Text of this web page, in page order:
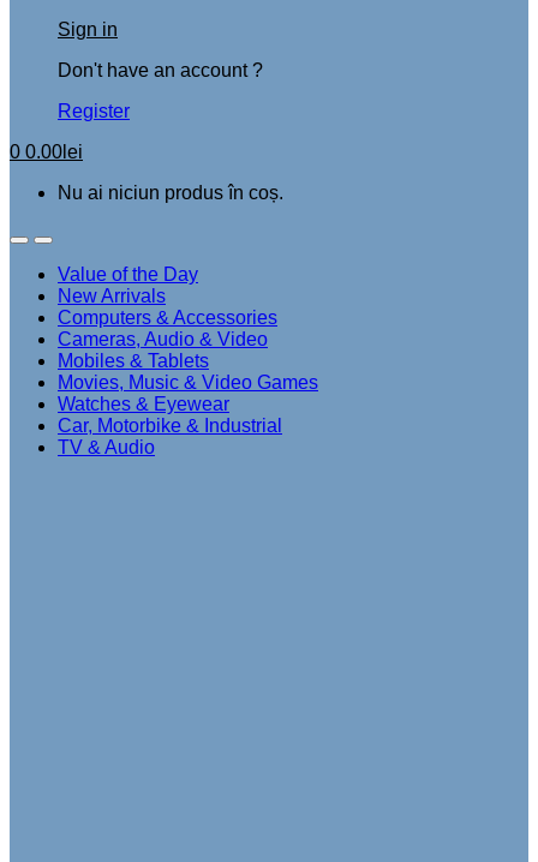
Sign in
Don't have an account ?
Register
0 0.00 lei
Nu ai niciun produs în coș.
Value of the Day
New Arrivals
Computers & Accessories
Cameras, Audio & Video
Mobiles & Tablets
Movies, Music & Video Games
Watches & Eyewear
Car, Motorbike & Industrial
TV & Audio